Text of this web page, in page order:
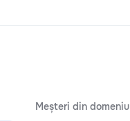
Meșteri din domeniu